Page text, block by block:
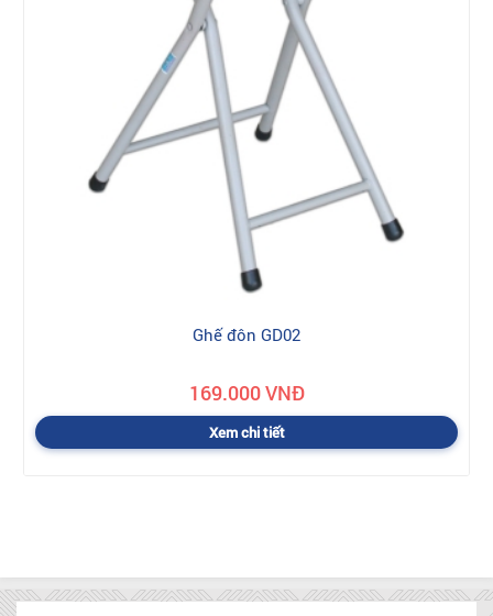
Ghế đôn GD02
169.000 VNĐ
Xem chi tiết